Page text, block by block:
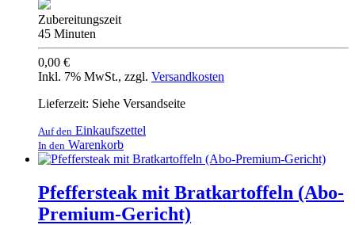
Zubereitungszeit
45 Minuten
0,00 €
Inkl. 7% MwSt., zzgl. Versandkosten
Lieferzeit: Siehe Versandseite
Auf den Einkaufszettel
In den Warenkorb
Pfeffersteak mit Bratkartoffeln (Abo-
Premium-Gericht)